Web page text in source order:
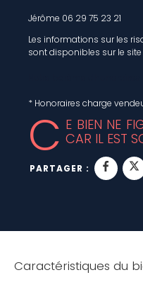
Jérôme 06 29 75 23 21
Les informations sur les
sont disponibles sur le site
* Honoraires charge
C E BIEN NE
CAR IL EST
PARTAGER :
Caractéristiques du